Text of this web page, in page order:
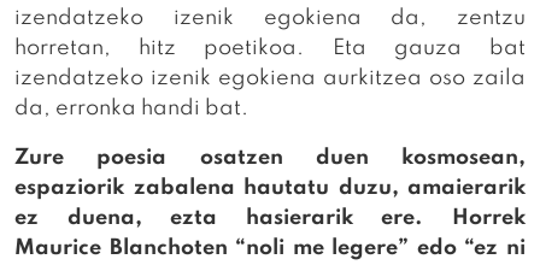
izendatzeko izenik egokiena da, zentzu
horretan, hitz poetikoa. Eta gauza bat
izendatzeko izenik egokiena aurkitzea oso zaila
da, erronka handi bat.
Zure poesia osatzen duen kosmosean,
espaziorik zabalena hautatu duzu, amaierarik
ez duena, ezta hasierarik ere. Horrek
Maurice Blanchoten “noli me legere” edo “ez ni